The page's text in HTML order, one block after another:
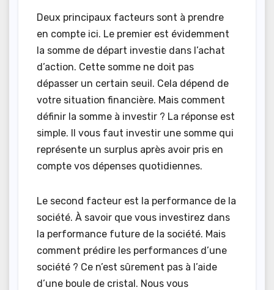
Deux principaux facteurs sont à prendre
en compte ici. Le premier est évidemment
la somme de départ investie dans l’achat
d’action. Cette somme ne doit pas
dépasser un certain seuil. Cela dépend de
votre situation financière. Mais comment
définir la somme à investir ? La réponse est
simple. Il vous faut investir une somme qui
représente un surplus après avoir pris en
compte vos dépenses quotidiennes.
Le second facteur est la performance de la
société. À savoir que vous investirez dans
la performance future de la société. Mais
comment prédire les performances d’une
société ? Ce n’est sûrement pas à l’aide
d’une boule de cristal. Nous vous